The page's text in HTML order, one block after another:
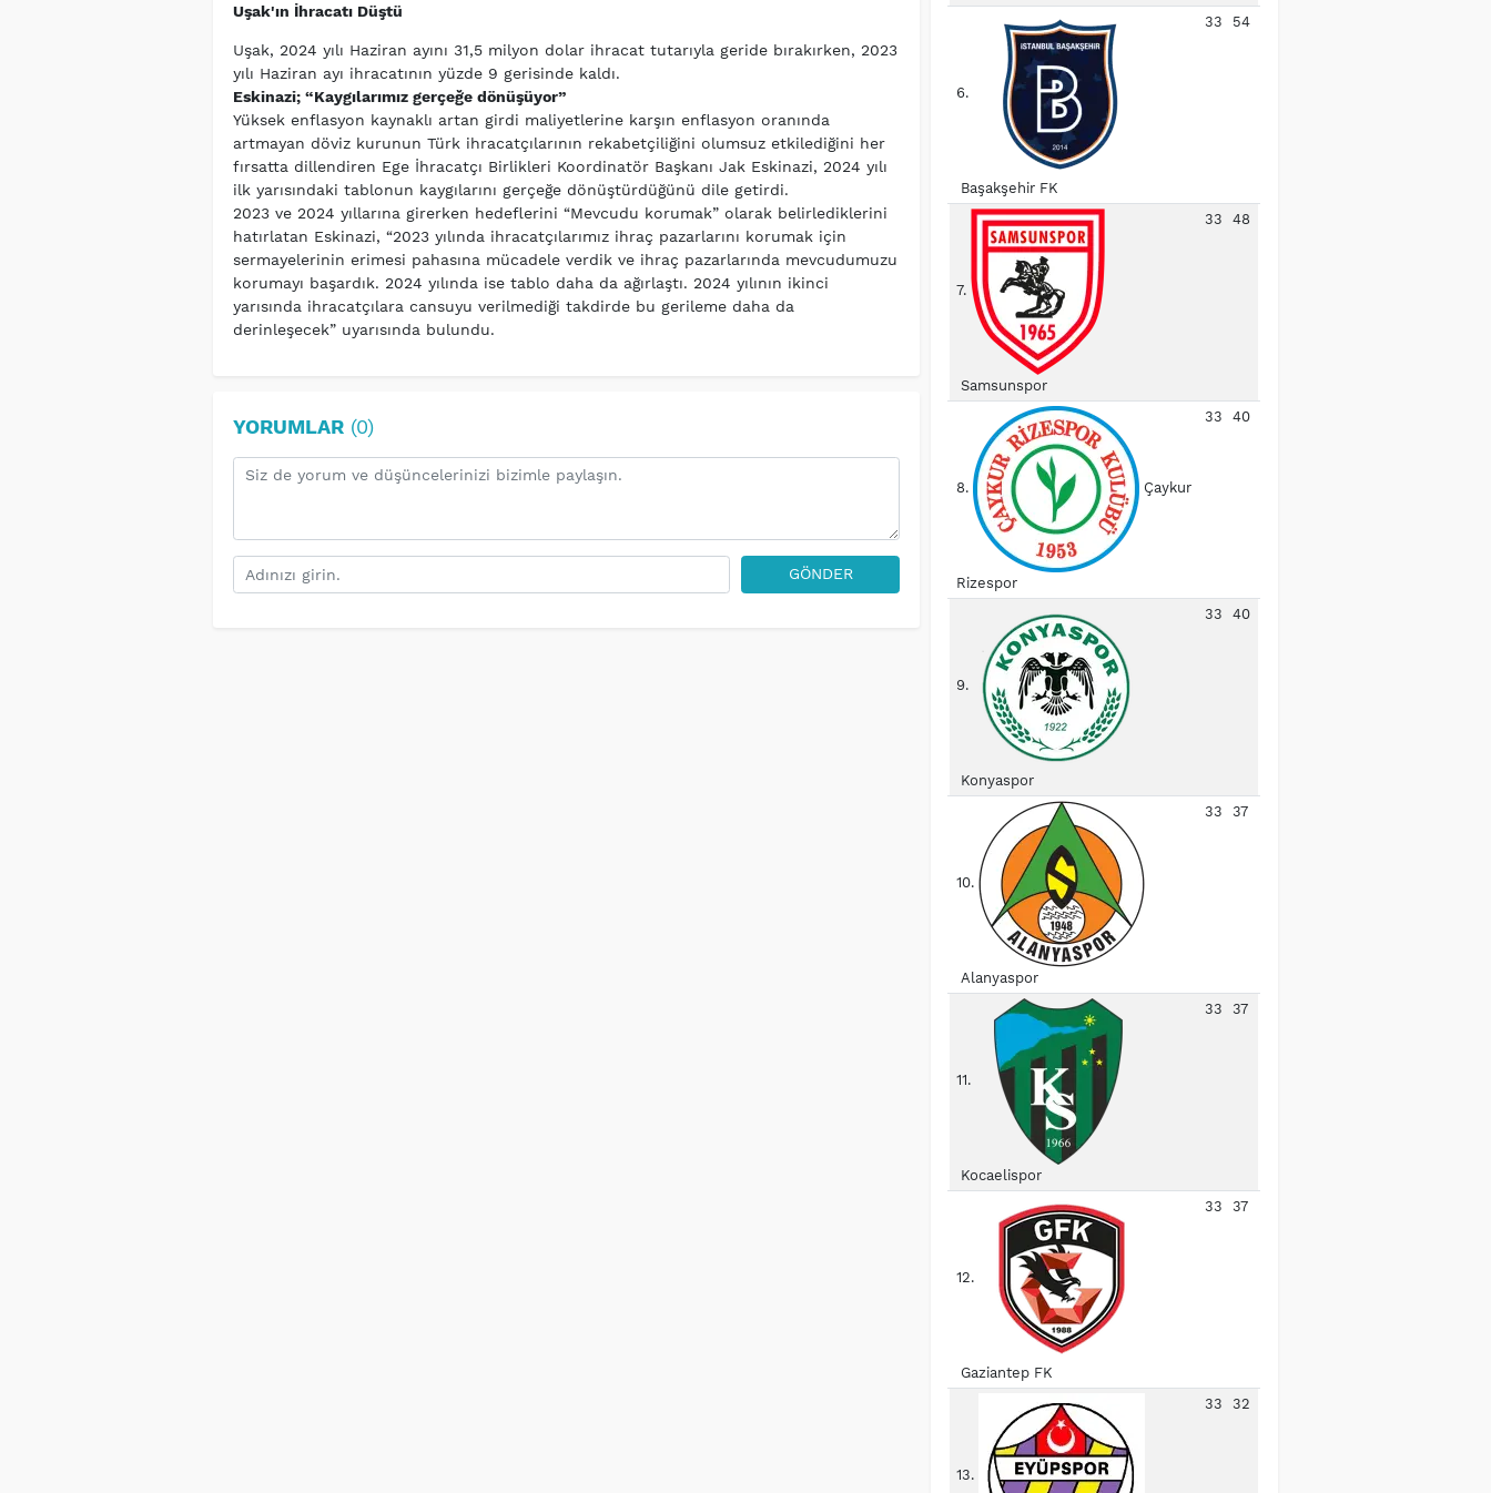
Uşak'ın İhracatı Düştü
Uşak, 2024 yılı Haziran ayını 31,5 milyon dolar ihracat tutarıyla geride bırakırken, 2023
yılı Haziran ayı ihracatının yüzde 9 gerisinde kaldı.
Eskinazi; “Kaygılarımız gerçeğe dönüşüyor”
Yüksek enflasyon kaynaklı artan girdi maliyetlerine karşın enflasyon oranında
artmayan döviz kurunun Türk ihracatçılarının rekabetçiliğini olumsuz etkilediğini her
fırsatta dillendiren Ege İhracatçı Birlikleri Koordinatör Başkanı Jak Eskinazi, 2024 yılı
ilk yarısındaki tablonun kaygılarını gerçeğe dönüştürdüğünü dile getirdi.
2023 ve 2024 yıllarına girerken hedeflerini “Mevcudu korumak” olarak belirlediklerini
hatırlatan Eskinazi, “2023 yılında ihracatçılarımız ihraç pazarlarını korumak için
sermayelerinin erimesi pahasına mücadele verdik ve ihraç pazarlarında mevcudumuzu
korumayı başardık. 2024 yılında ise tablo daha da ağırlaştı. 2024 yılının ikinci
yarısında ihracatçılara cansuyu verilmediği takdirde bu gerileme daha da
derinleşecek” uyarısında bulundu.
YORUMLAR(0)
GÖNDER
6.
Başakşehir FK
33 54
7.
Samsunspor
33 48
8. Çaykur
Rizespor
33 40
9.
Konyaspor
33 40
10.
Alanyaspor
33 37
11.
Kocaelispor
33 37
12.
Gaziantep FK
33 37
13.
33 32